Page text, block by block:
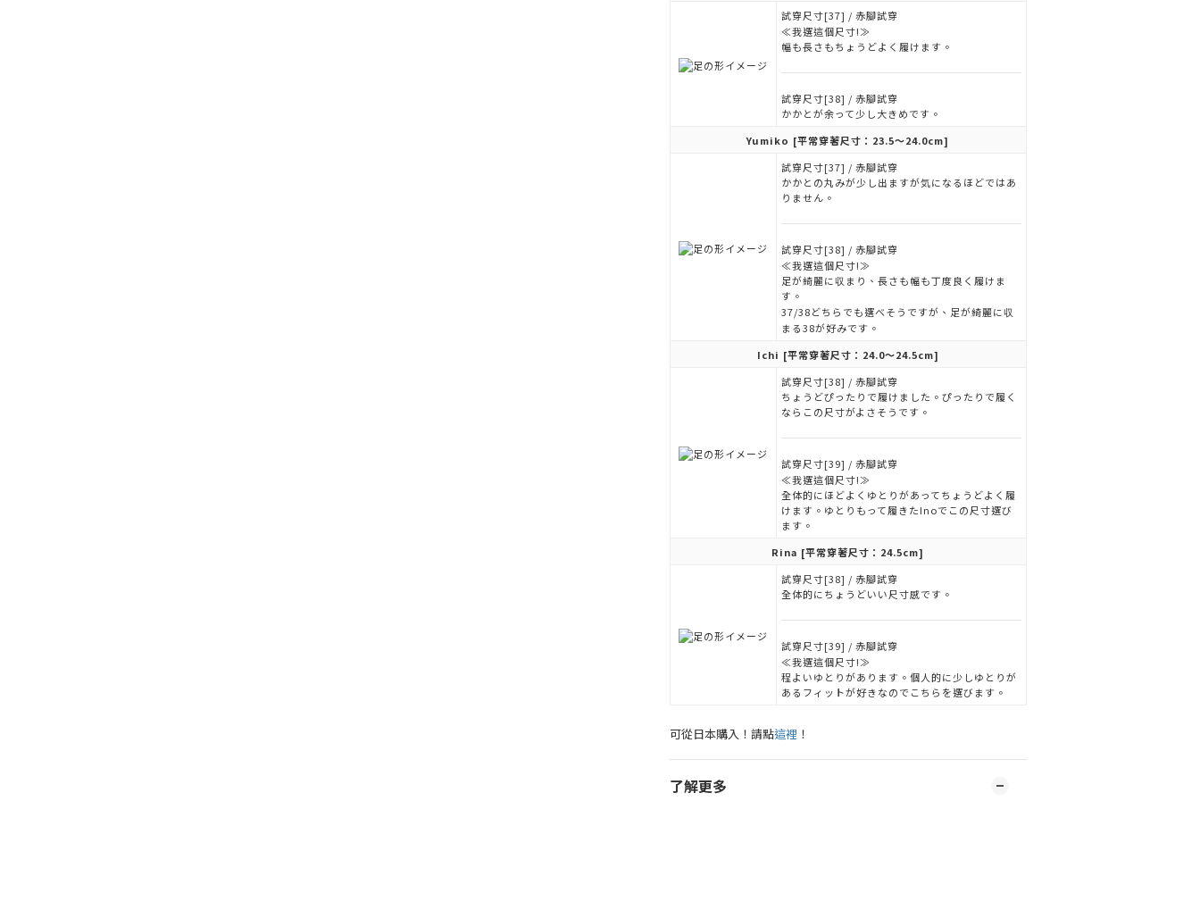
試穿尺寸[37] / 赤腳試穿
≪我選這個尺寸!≫
幅も長さもちょうどよく履けます。
試穿尺寸[38] / 赤腳試穿
かかとが余って少し大きめです。
Yumiko [平常穿著尺寸：23.5～24.0cm]
試穿尺寸[37] / 赤腳試穿
かかとの丸みが少し出ますが気になるほどではあ
りません。
試穿尺寸[38] / 赤腳試穿
≪我選這個尺寸!≫
足が綺麗に収まり、長さも幅も丁度良く履けま
す。
37/38どちらでも選べそうですが、足が綺麗に収
まる38が好みです。
Ichi [平常穿著尺寸：24.0～24.5cm]
試穿尺寸[38] / 赤腳試穿
ちょうどぴったりで履けました。ぴったりで履く
ならこの尺寸がよさそうです。
試穿尺寸[39] / 赤腳試穿
≪我選這個尺寸!≫
全体的にほどよくゆとりがあってちょうどよく履
けます。ゆとりもって履きたInoでこの尺寸選び
ます。
Rina [平常穿著尺寸：24.5cm]
試穿尺寸[38] / 赤腳試穿
全体的にちょうどいい尺寸感です。
試穿尺寸[39] / 赤腳試穿
≪我選這個尺寸!≫
程よいゆとりがあります。個人的に少しゆとりが
あるフィットが好きなのでこちらを選びます。
可從日本購入！請點這裡 ！
了解更多